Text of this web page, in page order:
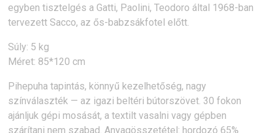
egyben tisztelgés a Gatti, Paolini, Teodoro által 1968-ban
tervezett Sacco, az ős-babzsákfotel előtt.
Súly: 5 kg
Méret: 85*120 cm
Pihepuha tapintás, könnyű kezelhetőség, nagy
színválaszték — az igazi beltéri bútorszövet. 30 fokon
ajánljuk gépi mosását, a textilt vasalni vagy gépben
szárítani nem szabad. Anyagösszetétel: hordozó 65%